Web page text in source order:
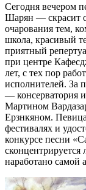
Сегодня вечером
Шарян — скрасит
очарования тем,
школа, красивый
приятный
при центре
лет, с тех пор
исполнителей. За
— консерватория
Мартином
Ерзнкяном.
фестивалях и
конкурсе песни
наработано самой